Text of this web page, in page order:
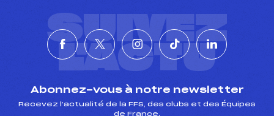
SUIVEZ
L'ACTU
Abonnez-vous à notre newsletter
Recevez l’actualité de la FFS, des clubs et des Équipes
de France.